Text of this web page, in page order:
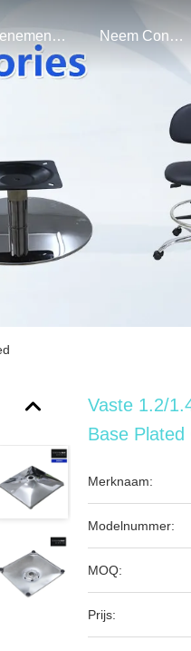
Evenementen Neem Contact Met Ons Op
Vaste 1.2/
Base Plated
Merknaam:
Modelnummer:
MOQ:
Prijs: